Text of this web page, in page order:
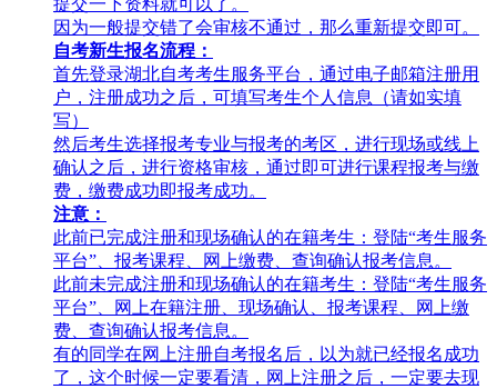
提交一下资料就可以了。
因为一般提交错了会审核不通过，那么重新提交即可。
自考新生报名流程：
首先登录湖北自考考生服务平台，通过电子邮箱注册用
户，注册成功之后，可填写考生个人信息（请如实填
写）
然后考生选择报考专业与报考的考区，进行现场或线上
确认之后，进行资格审核，通过即可进行课程报考与缴
费，缴费成功即报考成功。
注意：
此前已完成注册和现场确认的在籍考生：登陆“考生服务
平台”、报考课程、网上缴费、查询确认报考信息。
此前未完成注册和现场确认的在籍考生：登陆“考生服务
平台”、网上在籍注册、现场确认、报考课程、网上缴
费、查询确认报考信息。
有的同学在网上注册自考报名后，以为就已经报名成功
了，这个时候一定要看清，网上注册之后，一定要去现